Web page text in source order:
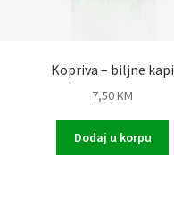
Kopriva – biljne kapi
7,50KM
Dodaj u korpu